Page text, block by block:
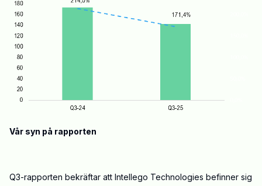
Vår syn på rapporten
Q3-rapporten bekräftar att Intellego Technologies befinner sig